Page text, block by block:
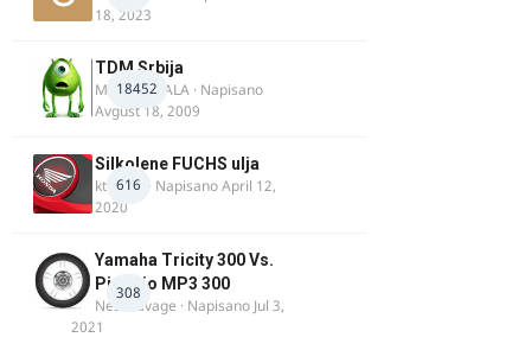
18, 2023
18452
TDM Srbija
MURICAMALA · Napisano
Avgust 18, 2009
616
Silkolene FUCHS ulja
ktm600 · NapisanoApril 12,
2020
308
Yamaha Tricity 300 Vs.
Piaggio MP3 300
Nesasavage · Napisano Jul 3,
2021